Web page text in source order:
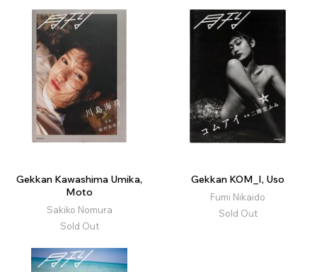
Gekkan Kawashima Umika,
Moto
Sakiko Nomura
Sold Out
Gekkan KOM_I, Uso
Fumi Nikaido
Sold Out